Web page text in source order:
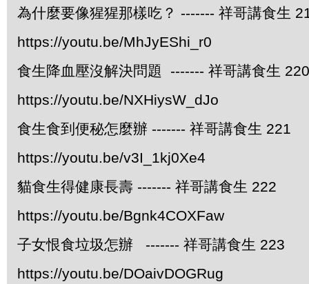
為什麼要像猩猩那樣吃？ ------- 祥哥講食生
https://youtu.be/MhJyEShi_r0
食生降血壓沒解決問題 ------- 祥哥講食生 220
https://youtu.be/NXHiysW_dJo
食生食到便秘怎麼辦 ------- 祥哥講食生 221
https://youtu.be/v3I_1kj0Xe4
貓食生得健康長壽 ------- 祥哥講食生 222
https://youtu.be/Bgnk4COXFaw
子女恨食垃圾怎辦 ------- 祥哥講食生 223
https://youtu.be/DOaivDOGRug